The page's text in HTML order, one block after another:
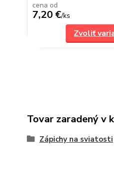
cena od
7,20 €/ks
Zvoliť
Tovar zaradený v
Zápichy na sviatosti